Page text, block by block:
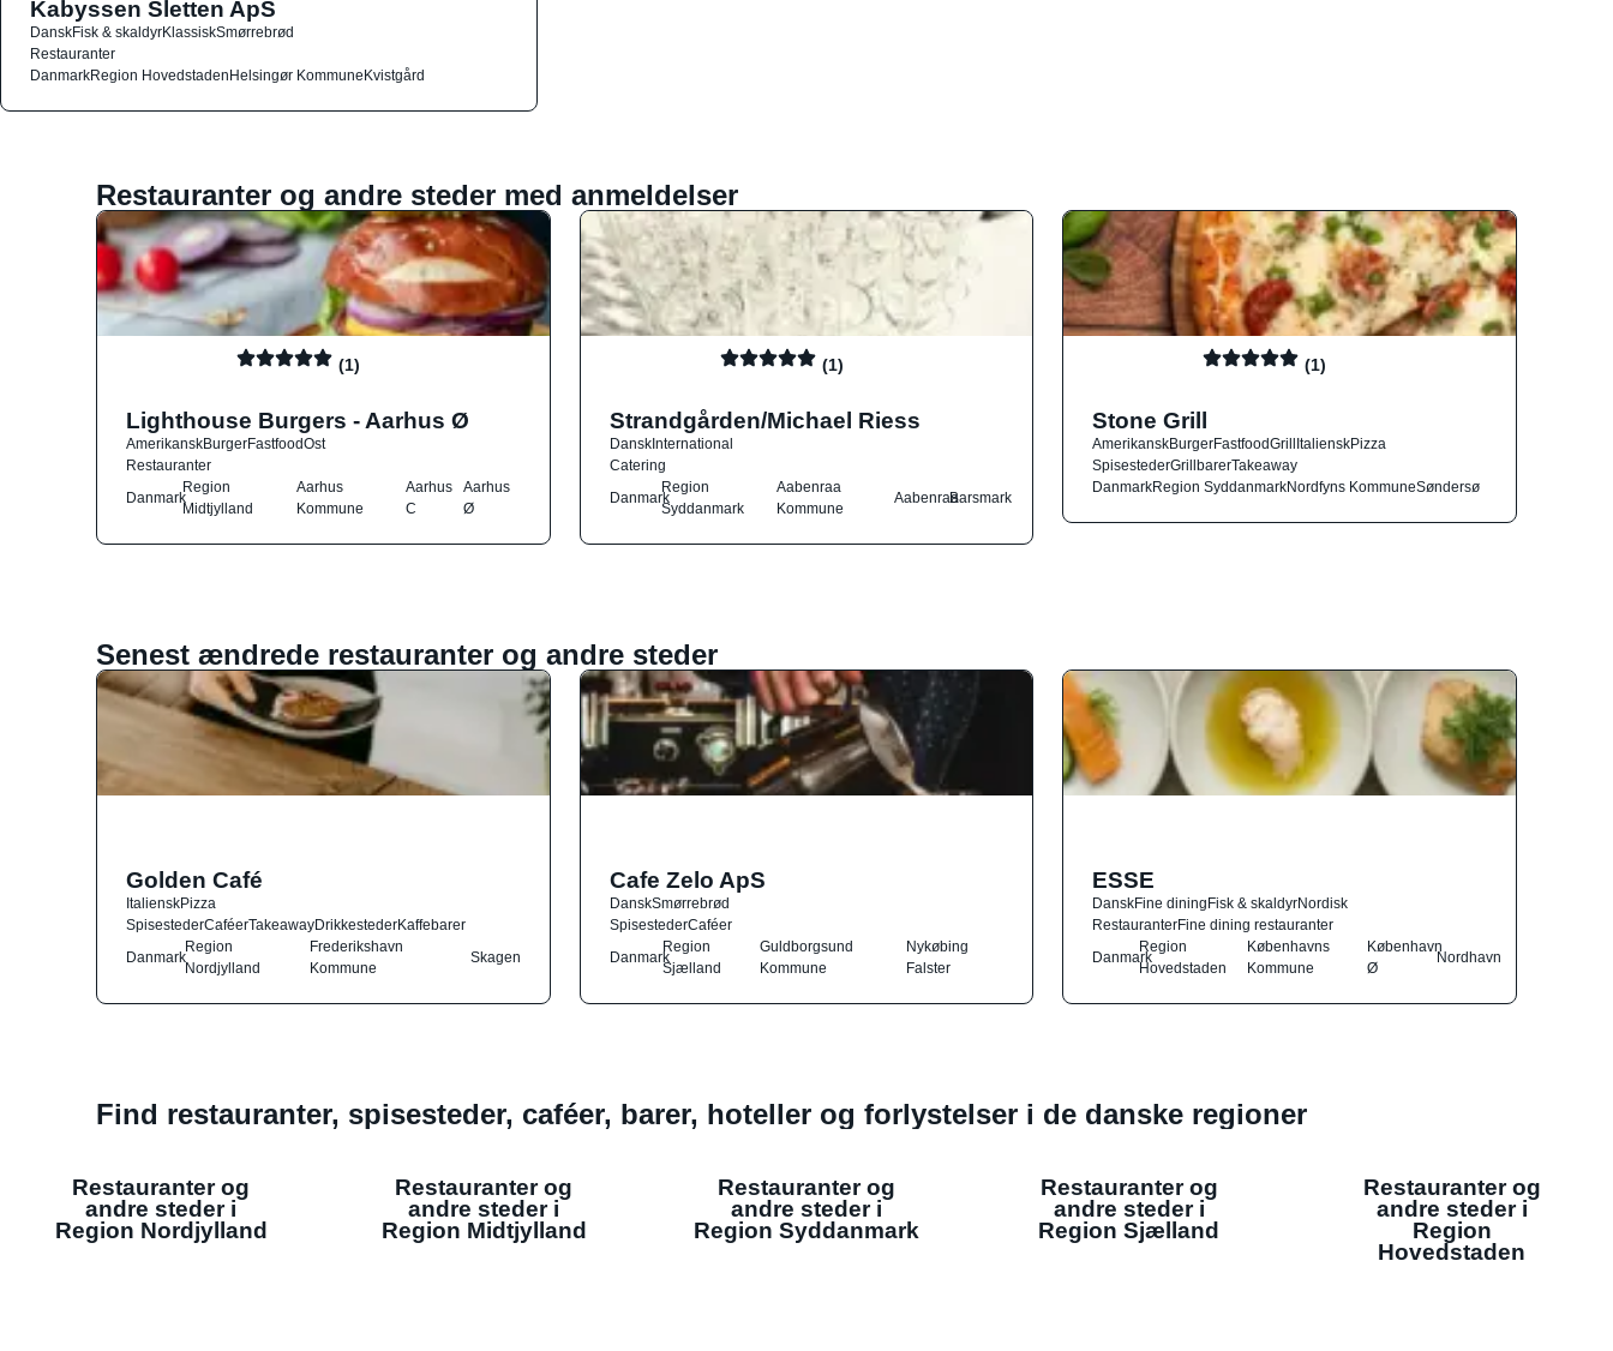
Kabyssen Sletten ApS
DanskFisk & skaldyrKlassiskSmørrebrød
Restauranter
DanmarkRegion HovedstadenHelsingør KommuneKvistgård
Restauranter og andre steder med anmeldelser
(1)
Lighthouse Burgers - Aarhus Ø
AmerikanskBurgerFastfoodOst
Restauranter
Danmark
Region
Midtjylland
Aarhus
Kommune
Aarhus
C
Aarhus
Ø
(1)
Strandgården/Michael Riess
DanskInternational
Catering
Danmark
Region
Syddanmark
Aabenraa
Kommune
AabenraaBarsmark
(1)
Stone Grill
AmerikanskBurgerFastfoodGrillItalienskPizza
SpisestederGrillbarerTakeaway
DanmarkRegion SyddanmarkNordfyns KommuneSøndersø
Senest ændrede restauranter og andre steder
Golden Café
ItalienskPizza
SpisestederCaféerTakeawayDrikkestederKaffebarer
Danmark
Region
Nordjylland
Frederikshavn
Kommune
Skagen
Cafe Zelo ApS
DanskSmørrebrød
SpisestederCaféer
Danmark
Region
Sjælland
Guldborgsund
Kommune
Nykøbing
Falster
ESSE
DanskFine diningFisk & skaldyrNordisk
RestauranterFine dining restauranter
Danmark
Region
Hovedstaden
Københavns
Kommune
København
Ø
Nordhavn
Find restauranter, spisesteder, caféer, barer, hoteller og forlystelser i de danske regioner
Restauranter og
andre steder i
Region Nordjylland
Restauranter og
andre steder i
Region Midtjylland
Restauranter og
andre steder i
Region Syddanmark
Restauranter og
andre steder i
Region Sjælland
Restauranter og
andre steder i
Region
Hovedstaden